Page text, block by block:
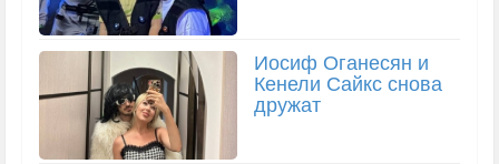
Иосиф Оганесян и
Кенели Сайкс снова
дружат